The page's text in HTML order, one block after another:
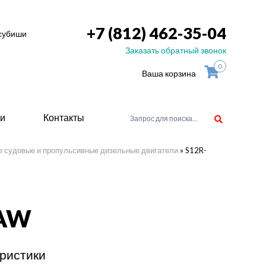
+7 (812) 462-35-04
Заказать обратный звонок
Ваша корзина
0
для
Контакты
судовые и пропульсивные дизельные двигатели » S12R-